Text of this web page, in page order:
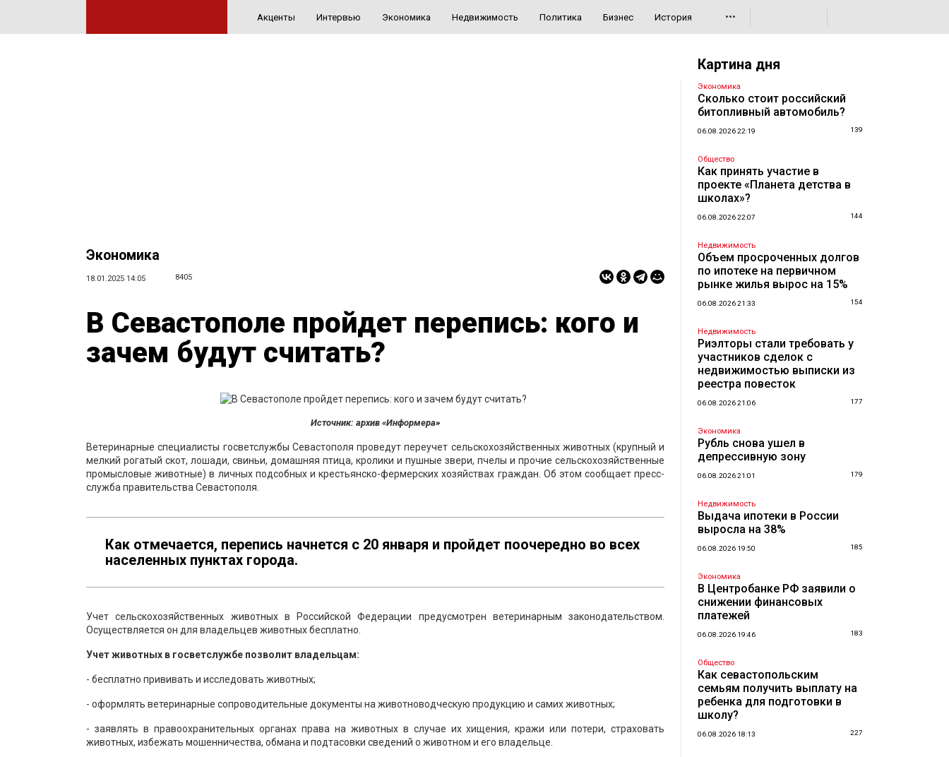
Акценты Интервью Экономика Недвижимость Политика Бизнес История •••
Экономика
18.01.2025 14:05 8405
В Севастополе пройдет перепись: кого и
зачем будут считать?
Источник: архив «Информера»
Ветеринарные специалисты госветслужбы Севастополя проведут переучет сельскохозяйственных животных (крупный и
мелкий рогатый скот, лошади, свиньи, домашняя птица, кролики и пушные звери, пчелы и прочие сельскохозяйственные
промысловые животные) в личных подсобных и крестьянско-фермерских хозяйствах граждан. Об этом сообщает пресс-
служба правительства Севастополя.
Как отмечается, перепись начнется с 20 января и пройдет поочередно во всех
населенных пунктах города.
Учет сельскохозяйственных животных в Российской Федерации предусмотрен ветеринарным законодательством.
Осуществляется он для владельцев животных бесплатно.
Учет животных в госветслужбе позволит владельцам:
- бесплатно прививать и исследовать животных;
- оформлять ветеринарные сопроводительные документы на животноводческую продукцию и самих животных;
- заявлять в правоохранительных органах права на животных в случае их хищения, кражи или потери, страховать
животных, избежать мошенничества, обмана и подтасовки сведений о животном и его владельце.
Картина дня
Экономика
Сколько стоит российский
битопливный автомобиль?
06.08.2026 22:19 139
Общество
Как принять участие в
проекте «Планета детства в
школах»?
06.08.2026 22:07 144
Недвижимость
Объем просроченных долгов
по ипотеке на первичном
рынке жилья вырос на 15%
06.08.2026 21:33 154
Недвижимость
Риэлторы стали требовать у
участников сделок с
недвижимостью выписки из
реестра повесток
06.08.2026 21:06 177
Экономика
Рубль снова ушел в
депрессивную зону
06.08.2026 21:01 179
Недвижимость
Выдача ипотеки в России
выросла на 38%
06.08.2026 19:50 185
Экономика
В Центробанке РФ заявили о
снижении финансовых
платежей
06.08.2026 19:46 183
Общество
Как севастопольским
семьям получить выплату на
ребенка для подготовки в
школу?
06.08.2026 18:13 227